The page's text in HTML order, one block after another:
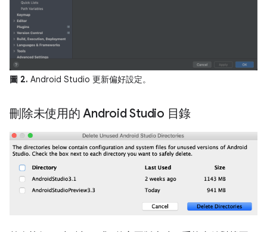
圖 2. Android Studio 更新偏好設定。
刪除未使用的 Android Studio 目錄